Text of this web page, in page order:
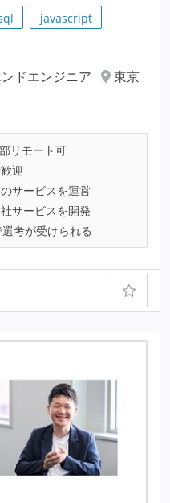
javascript
ドエンジニア
東京
リモート可
迎
サービスを運営
サービスを開発
考が受けられる